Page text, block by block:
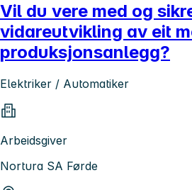
Vil du vere med og
vidareutvikling av eit
produksjonsanlegg?
Elektriker / Automatiker
Arbeidsgiver
Nortura SA Førde